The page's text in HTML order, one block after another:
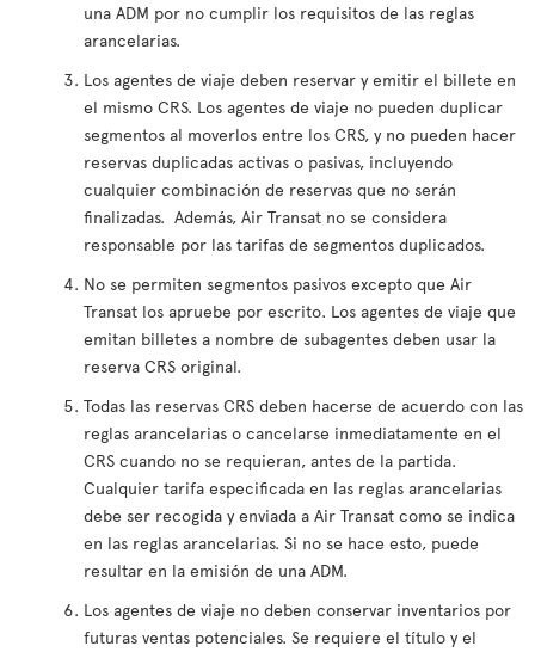
una ADM por no cumplir los requisitos de las reglas
arancelarias.
Los agentes de viaje deben reservar y emitir el billete en
el mismo CRS. Los agentes de viaje no pueden duplicar
segmentos al moverlos entre los CRS, y no pueden hacer
reservas duplicadas activas o pasivas, incluyendo
cualquier combinación de reservas que no serán
finalizadas. Además, Air Transat no se considera
responsable por las tarifas de segmentos duplicados.
No se permiten segmentos pasivos excepto que Air
Transat los apruebe por escrito. Los agentes de viaje que
emitan billetes a nombre de subagentes deben usar la
reserva CRS original.
Todas las reservas CRS deben hacerse de acuerdo con las
reglas arancelarias o cancelarse inmediatamente en el
CRS cuando no se requieran, antes de la partida.
Cualquier tarifa especificada en las reglas arancelarias
debe ser recogida y enviada a Air Transat como se indica
en las reglas arancelarias. Si no se hace esto, puede
resultar en la emisión de una ADM.
Los agentes de viaje no deben conservar inventarios por
futuras ventas potenciales. Se requiere el título y el